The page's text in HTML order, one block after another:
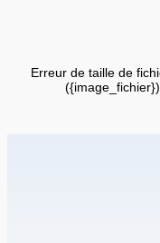
Erreur de taille de